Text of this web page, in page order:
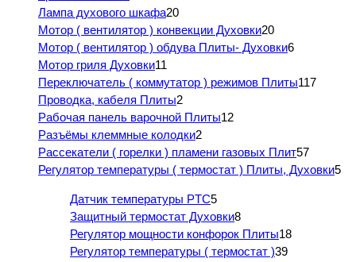
Лампа духового шкафа20
Мотор ( вентилятор ) конвекции Духовки20
Мотор ( вентилятор ) обдува Плиты- Духовки6
Мотор гриля Духовки11
Переключатель ( коммутатор ) режимов Плиты117
Проводка, кабеля Плиты2
Рабочая панель варочной Плиты12
Разъёмы клеммные колодки2
Рассекатели ( горелки ) пламени газовых Плит57
Регулятор температуры ( термостат ) Плиты, Духовки5
Датчик температуры PTC5
Защитный термостат Духовки8
Регулятор мощности конфорок Плиты18
Регулятор температуры ( термостат )39